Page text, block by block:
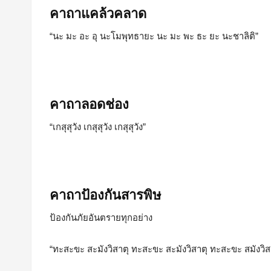
คาถาแคล้วคลาด
“นะ มะ อะ อุ นะโมพุทธายะ นะ มะ พะ ธะ ยะ นะชาลิติ”
คาถาลอดช่อง
“เกสุสุวัง เกสุสุวัง เกสุสุวัง”
คาถาป้องกันสารพิษ
ป้องกันภัยอันตรายทุกอย่าง
“ทะสะขะ สะมังวิสาตุ ทะสะขะ สะมังวิสาตุ ทะสะขะ สมังวิส